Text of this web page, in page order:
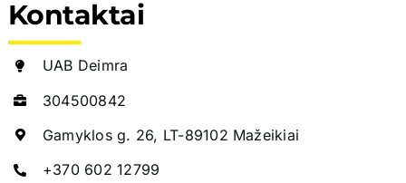
Kontaktai
UAB Deimra
304500842
Gamyklos g. 26, LT-89102 Mažeikiai
+370 602 12799